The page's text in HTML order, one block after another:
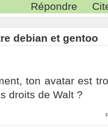
Répondre
debian et gentoo
ton avatar est
droits de Walt ?